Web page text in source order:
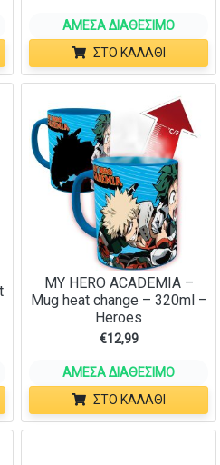
ΆΜΕΣΑ ΔΙΑΘΈΣΙΜΟ
ΣΤΟ ΚΑΛΆΘΙ
MY HERO ACADEMIA –
Mug heat change – 320ml –
Heroes
€12,99
ΆΜΕΣΑ ΔΙΑΘΈΣΙΜΟ
ΣΤΟ ΚΑΛΆΘΙ